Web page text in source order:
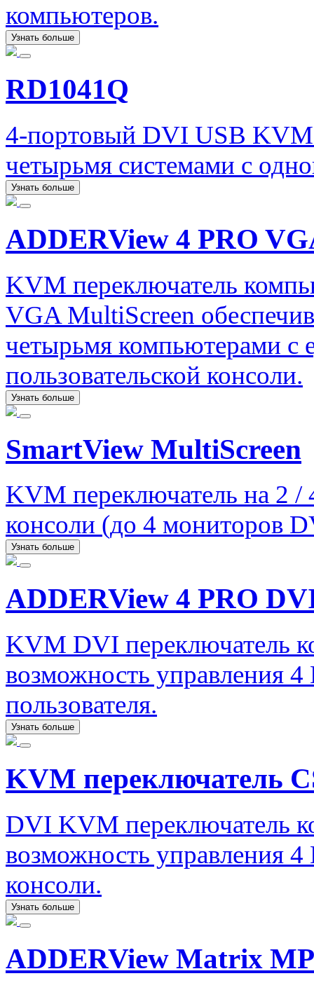
компьютеров.
Узнать больше
RD1041Q
4-портовый DVI USB KVM
четырьмя системами с
Узнать больше
ADDERView 4 PRO
KVM переключатель
VGA MultiScreen
четырьмя компьютерами с
пользовательской консоли.
Узнать больше
SmartView MultiScreen
KVM переключатель на 2
консоли (до 4 мониторов
Узнать больше
ADDERView 4 PRO
KVM DVI переключатель
возможность управления
пользователя.
Узнать больше
KVM переключатель
DVI KVM переключатель
возможность управления
консоли.
Узнать больше
ADDERView Matrix MP